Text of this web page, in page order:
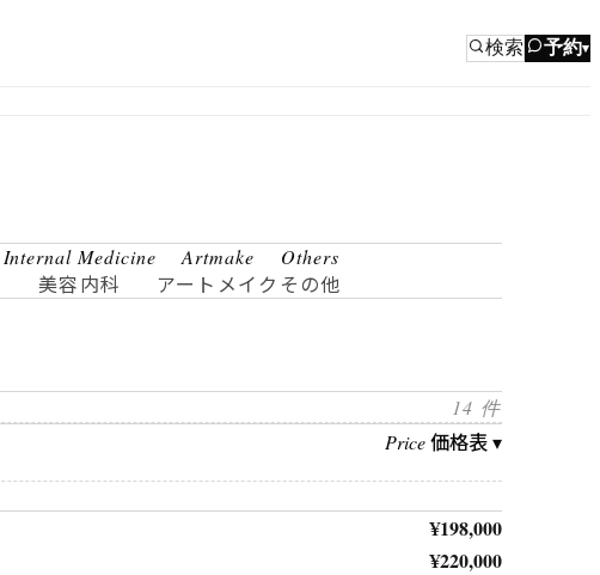
検索 予約▾
Internal Medicine
美容内科
Artmake
アートメイク
Others
その他
14 件
Price価格表 ▾
¥198,000
¥220,000